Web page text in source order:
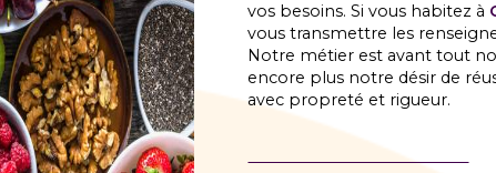
vos besoins. Si vous habitez à
vous transmettre les
Notre métier est avant tout
encore plus notre désir de
avec propreté et rigueur.